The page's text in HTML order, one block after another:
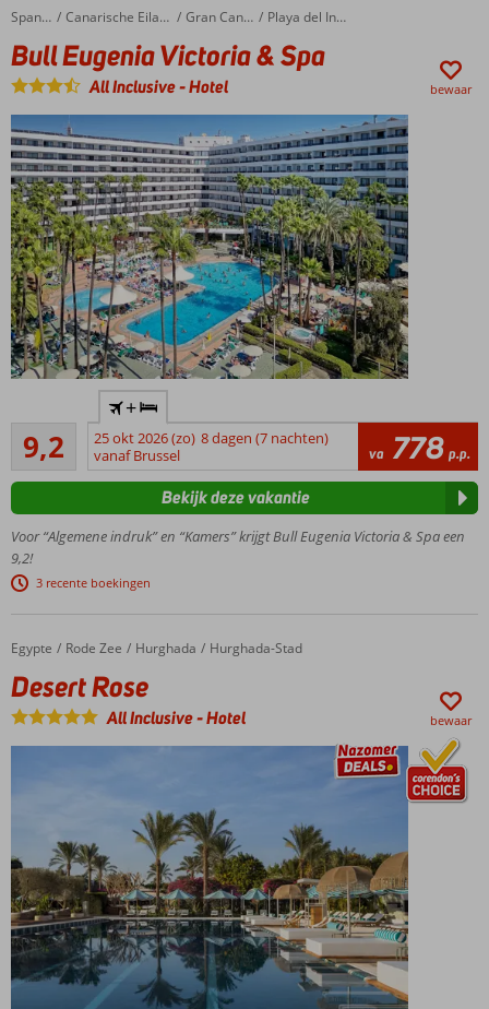
het
strand
Home Spanje Canarische Eilanden Gran Canaria Playa del Ingles
Bull Eugenia Victoria & Spa
Bull Eugenia Victoria & Spa
All Inclusive-Hotel bewaar
Absolute
bij
reizigers!
In het
van
Playa
Inglés
Gratis entree
uitgebreid
Relax op
het
shuttleservice
naar het
strand
All
Inclusive
ook
mogelijk
9,2
Uitstekend
21
beoordelingen
+
25 okt 2026 (zo) 8 dagen (7 nachten)
vanaf Brussel
va 778 p.p.
Voor “Algemene indruk” en “Kamers” krijgt Bull Eugenia Victoria & Spa een
9,2!
3 recente boekingen
Bekijk deze vakantie
Home
Egypte Rode Zee Hurghada Hurghada-Stad
Desert Rose
Desert Rose
All Inclusive-Hotel bewaar